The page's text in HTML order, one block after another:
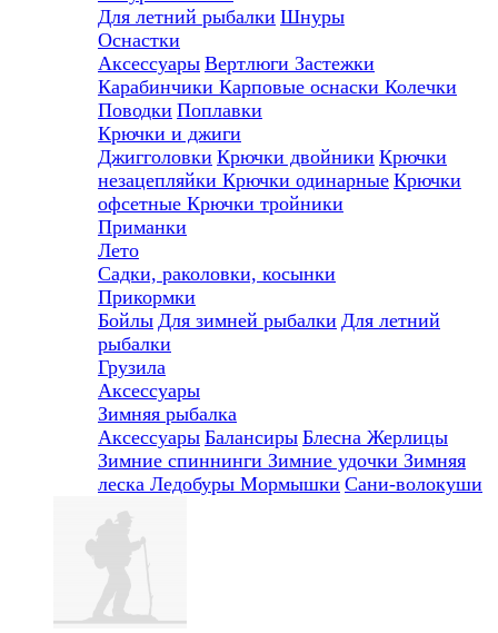
Для летний рыбалки Шнуры
Оснастки
Аксессуары Вертлюги Застежки
Карабинчики Карповые оснаски Колечки
Поводки Поплавки
Крючки и джиги
Джигголовки Крючки двойники Крючки
незацепляйки Крючки одинарные Крючки
офсетные Крючки тройники
Приманки
Лето
Садки, раколовки, косынки
Прикормки
Бойлы Для зимней рыбалки Для летний
рыбалки
Грузила
Аксессуары
Зимняя рыбалка
Аксессуары Балансиры Блесна Жерлицы
Зимние спиннинги Зимние удочки Зимняя
леска Ледобуры Мормышки Сани-волокуши